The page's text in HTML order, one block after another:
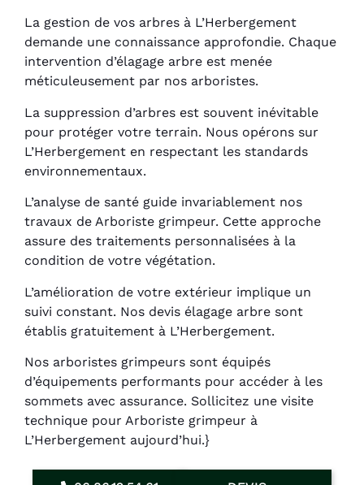
La gestion de vos arbres à L’Herbergement
demande une connaissance approfondie. Chaque
intervention d’élagage arbre est menée
méticuleusement par nos arboristes.
La suppression d’arbres est souvent inévitable
pour protéger votre terrain. Nous opérons sur
L’Herbergement en respectant les standards
environnementaux.
L’analyse de santé guide invariablement nos
travaux de Arboriste grimpeur. Cette approche
assure des traitements personnalisées à la
condition de votre végétation.
L’amélioration de votre extérieur implique un
suivi constant. Nos devis élagage arbre sont
établis gratuitement à L’Herbergement.
Nos arboristes grimpeurs sont équipés
d’équipements performants pour accéder à les
sommets avec assurance. Sollicitez une visite
technique pour Arboriste grimpeur à
L’Herbergement aujourd’hui.}